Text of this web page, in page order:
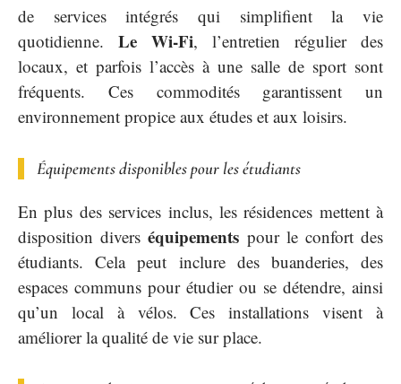
de services intégrés qui simplifient la vie
quotidienne. Le Wi-Fi, l’entretien régulier des
locaux, et parfois l’accès à une salle de sport sont
fréquents. Ces commodités garantissent un
environnement propice aux études et aux loisirs.
Équipements disponibles pour les étudiants
En plus des services inclus, les résidences mettent à
disposition diverséquipements pour le confort des
étudiants. Cela peut inclure des buanderies, des
espaces communs pour étudier ou se détendre, ainsi
qu’un local à vélos. Ces installations visent à
améliorer la qualité de vie sur place.